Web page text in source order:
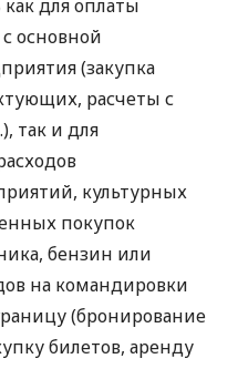
для оплаты
основной
(закупка
расчеты с
), так и для
культурных
покупок
бензин или
на командировки
(бронирование
билетов, аренду